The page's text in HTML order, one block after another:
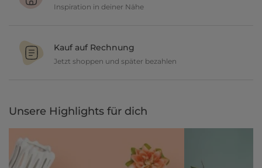
Inspiration in deiner Nähe
und lasse dich inspirieren.
Kauf auf Rechnung
Jetzt shoppen und später bezahlen
Unsere Highlights für dich